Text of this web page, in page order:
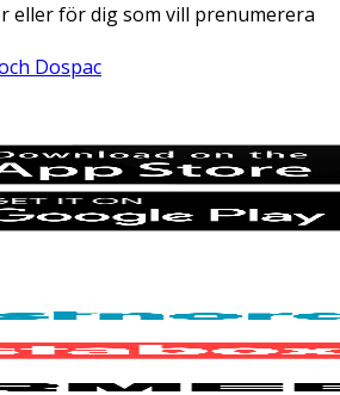
eller för dig som vill prenumerera
Dospac